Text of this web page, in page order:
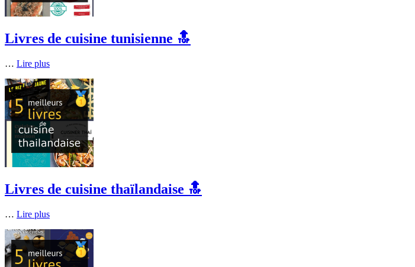
Livres de cuisine tunisienne 🔝
… Lire plus
Livres de cuisine thaïlandaise 🔝
… Lire plus